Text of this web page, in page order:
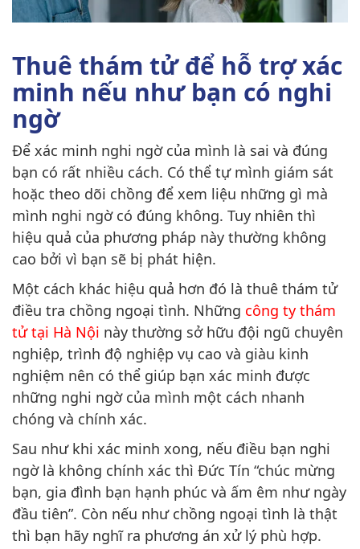
Thuê thám tử để hỗ trợ xác
minh nếu như bạn có nghi
ngờ
Để xác minh nghi ngờ của mình là sai và đúng
bạn có rất nhiều cách. Có thể tự mình giám sát
hoặc theo dõi chồng để xem liệu những gì mà
mình nghi ngờ có đúng không. Tuy nhiên thì
hiệu quả của phương pháp này thường không
cao bởi vì bạn sẽ bị phát hiện.
Một cách khác hiệu quả hơn đó là thuê thám tử
điều tra chồng ngoại tình. Những công ty thám
tử tại Hà Nội này thường sở hữu đội ngũ chuyên
nghiệp, trình độ nghiệp vụ cao và giàu kinh
nghiệm nên có thể giúp bạn xác minh được
những nghi ngờ của mình một cách nhanh
chóng và chính xác.
Sau như khi xác minh xong, nếu điều bạn nghi
ngờ là không chính xác thì Đức Tín “chúc mừng
bạn, gia đình bạn hạnh phúc và ấm êm như ngày
đầu tiên”. Còn nếu như chồng ngoại tình là thật
thì bạn hãy nghĩ ra phương án xử lý phù hợp.